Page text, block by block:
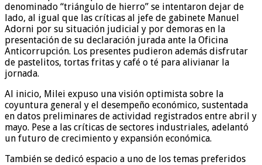
denominado “triángulo de hierro” se intentaron dejar de
lado, al igual que las críticas al jefe de gabinete Manuel
Adorni por su situación judicial y por demoras en la
presentación de su declaración jurada ante la Oficina
Anticorrupción. Los presentes pudieron además disfrutar
de pastelitos, tortas fritas y café o té para alivianar la
jornada.
Al inicio, Milei expuso una visión optimista sobre la
coyuntura general y el desempeño económico, sustentada
en datos preliminares de actividad registrados entre abril y
mayo. Pese a las críticas de sectores industriales, adelantó
un futuro de crecimiento y expansión económica.
También se dedicó espacio a uno de los temas preferidos